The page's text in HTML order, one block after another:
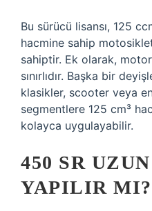
Bu sürücü lisansı, 125
hacmine sahip
sahiptir. Ek olarak,
sınırlıdır. Başka bir
klasikler, scooter veya
segmentlere 125 cm³
kolayca uygulayabilir.
450 SR
YAPILIR MI?